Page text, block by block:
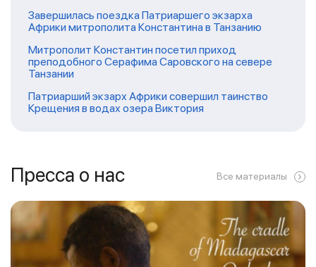
Завершилась поездка Патриаршего экзарха
Африки митрополита Константина в Танзанию
Митрополит Константин посетил приход
преподобного Серафима Саровского на севере
Танзании
Патриарший экзарх Африки совершил таинство
Крещения в водах озера Виктория
Пресса о нас Все материалы